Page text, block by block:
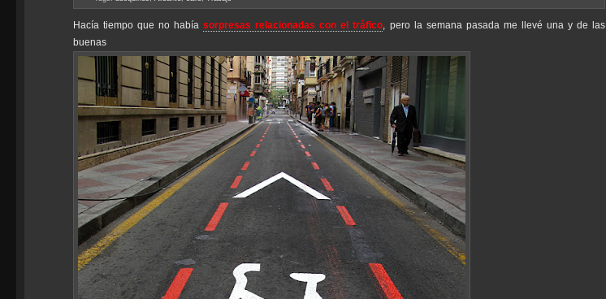
Hacía tiempo que no habíasorpresas relacionadas con el tráfico, pero la semana pasada me llevé una y de las
buenas